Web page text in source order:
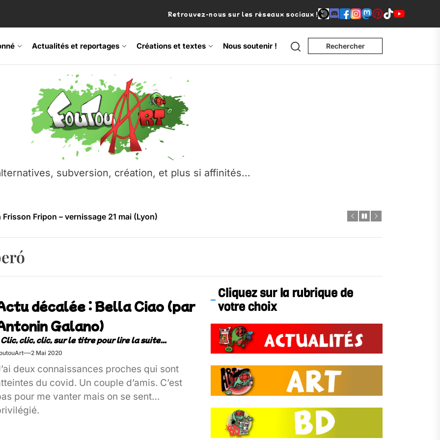
Retrouvez-nous sur les réseaux sociaux !
Actualités et reportages Créations et textes Nous soutenir ! Search Rechercher
subversion, création, et plus si affinités...
Frisson Fripon – vernissage 21 mai (Lyon)
Festival – Samedi 18 juillet (Vaulx-en-Velin)
– Ŝtono, un livre réalisé par Michaël Moretti & Pierre Lacôte
contre l’A412 à l’Établi (Haute-Savoie)
Fripon – vernissage 21 mai (Lyon)
Festival – Samedi 18 juillet (Vaulx-en-Velin)
décalée : Bella Ciao (par
Galano)
2 Mai 2020
deux connaissances proches qui sont
du covid. Un couple d’amis. C’est
pour me vanter mais on se sent
Cliquez sur la rubrique de
votre choix